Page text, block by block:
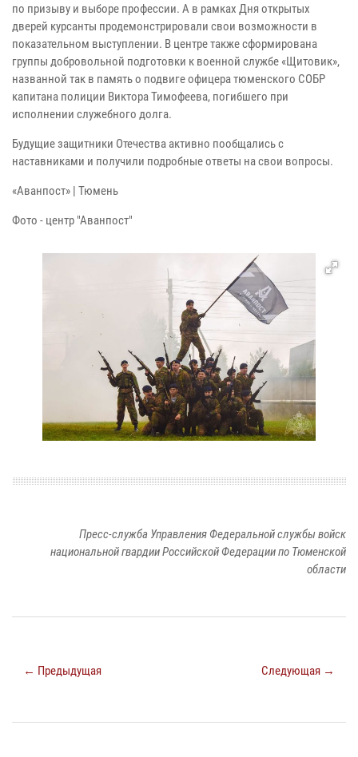
по призыву и выборе профессии. А в рамках Дня открытых
дверей курсанты продемонстрировали свои возможности в
показательном выступлении. В центре также сформирована
группы добровольной подготовки к военной службе «Щитовик»,
названной так в память о подвиге офицера тюменского СОБР
капитана полиции Виктора Тимофеева, погибшего при
исполнении служебного долга.
Будущие защитники Отечества активно пообщались с
наставниками и получили подробные ответы на свои вопросы.
«Аванпост» | Тюмень
Фото - центр "Аванпост"
Пресс-служба Управления Федеральной службы войск
национальной гвардии Российской Федерации по Тюменской
области
← Предыдущая Следующая →